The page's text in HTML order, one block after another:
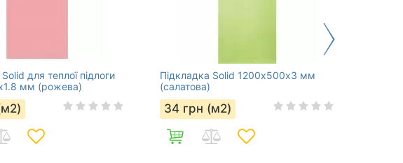
для теплої підлоги
мм (рожева)
Підкладка Solid 1200х500х3 мм
(салатова)
34 грн (м2)